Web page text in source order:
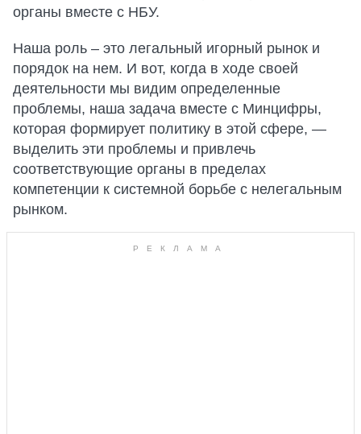
органы вместе с НБУ.
Наша роль – это легальный игорный рынок и
порядок на нем. И вот, когда в ходе своей
деятельности мы видим определенные
проблемы, наша задача вместе с Минцифры,
которая формирует политику в этой сфере, —
выделить эти проблемы и привлечь
соответствующие органы в пределах
компетенции к системной борьбе с нелегальным
рынком.